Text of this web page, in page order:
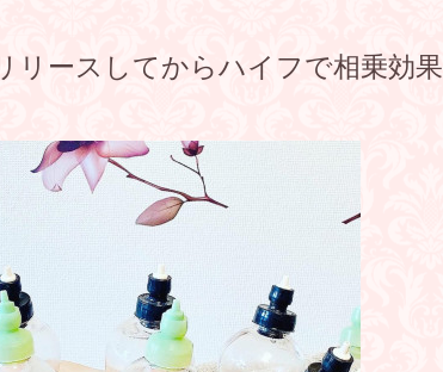
リースしてからハイフで相乗効果